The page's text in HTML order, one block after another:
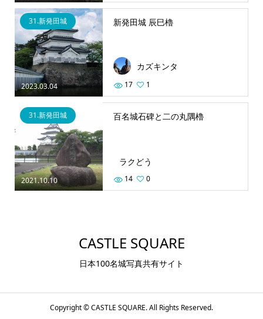
2023.03.04
31.新発田城 新発田城 辰巳櫓
カズキンタ
17 1
2021.10.10
31.新発田城 百名城石碑と二の丸隅櫓
ラクどう
14 0
CASTLE SQUARE
日本100名城写真共有サイト
Copyright ©CASTLE SQUARE. All Rights Reserved.